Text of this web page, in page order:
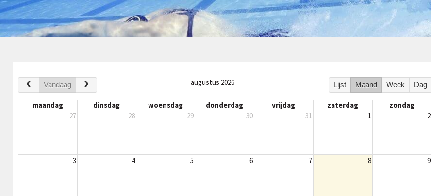
Vandaag Lijst Maand Week Dag
augustus 2026
maandag dinsdag woensdag donderdag vrijdag zaterdag
zondag
27
28 29 30 31 1 2
3 4 5 6 7 8 9